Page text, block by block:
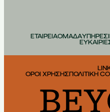
ΕΤΑΙΡΕΙΑΟΜΑΔΑ
ΟΡΟΙ ΧΡΗΣΗΣΠΟΛΙΤΙΚΗ